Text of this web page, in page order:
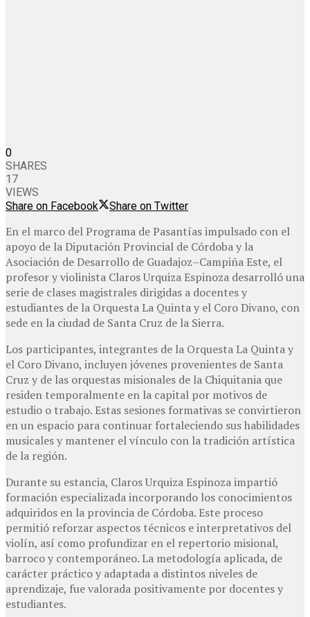
0
SHARES
17
VIEWS
Share on Facebook
Share on Twitter
En el marco del Programa de Pasantías impulsado con el
apoyo de la Diputación Provincial de Córdoba y la
Asociación de Desarrollo de Guadajoz–Campiña Este, el
profesor y violinista Claros Urquiza Espinoza desarrolló una
serie de clases magistrales dirigidas a docentes y
estudiantes de la Orquesta La Quinta y el Coro Divano, con
sede en la ciudad de Santa Cruz de la Sierra.
Los participantes, integrantes de la Orquesta La Quinta y
el Coro Divano, incluyen jóvenes provenientes de Santa
Cruz y de las orquestas misionales de la Chiquitania que
residen temporalmente en la capital por motivos de
estudio o trabajo. Estas sesiones formativas se convirtieron
en un espacio para continuar fortaleciendo sus habilidades
musicales y mantener el vínculo con la tradición artística
de la región.
Durante su estancia, Claros Urquiza Espinoza impartió
formación especializada incorporando los conocimientos
adquiridos en la provincia de Córdoba. Este proceso
permitió reforzar aspectos técnicos e interpretativos del
violín, así como profundizar en el repertorio misional,
barroco y contemporáneo. La metodología aplicada, de
carácter práctico y adaptada a distintos niveles de
aprendizaje, fue valorada positivamente por docentes y
estudiantes.